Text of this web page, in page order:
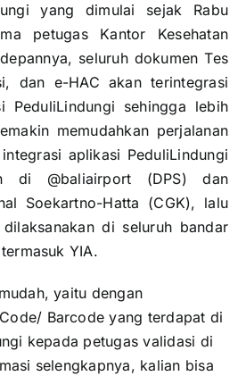
yang dimulai sejak Rabu
petugas Kantor Kesehatan
seluruh dokumen Tes
dan e-HAC akan terintegrasi
PeduliLindungi sehingga lebih
memudahkan perjalanan
aplikasi PeduliLindungi
di @baliairport (DPS) dan
Soekartno-Hatta (CGK), lalu
di seluruh bandar
YIA.
yaitu dengan
Barcode yang terdapat di
kepada petugas validasi di
selengkapnya, kalian bisa